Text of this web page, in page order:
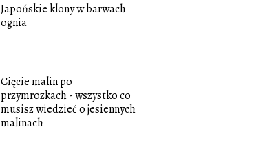
Japońskie klony w barwach
ognia
Cięcie malin po
przymrozkach - wszystko co
musisz wiedzieć o jesiennych
malinach